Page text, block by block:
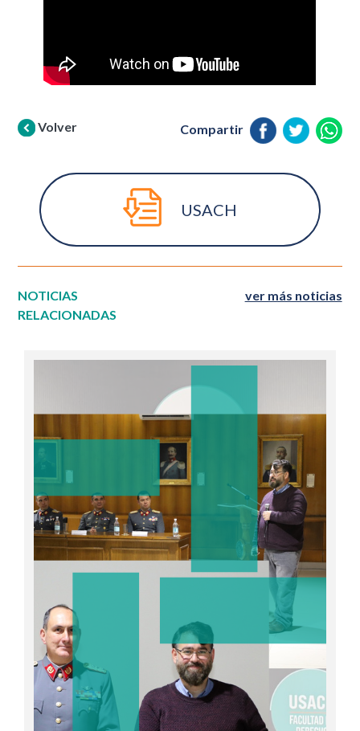
Volver Compartir
USACH
NOTICIAS
RELACIONADAS
ver más noticias